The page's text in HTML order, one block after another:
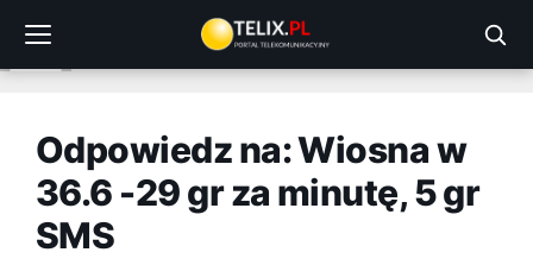
treści
Odpowiedz na: Wiosna w
36.6 -29 gr za minutę, 5 gr
SMS